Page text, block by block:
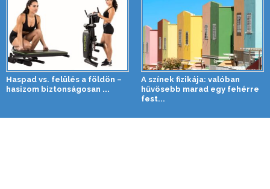
Haspad vs. felülés a földön –
hasizom biztonságosan ...
A színek fizikája: valóban
hűvösebb marad egy fehérre
fest...